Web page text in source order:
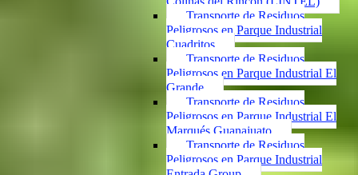
Transporte de Residuos
Peligrosos en Parque Industrial
Cuadritos
Transporte de Residuos
Peligrosos en Parque Industrial El
Grande
Transporte de Residuos
Peligrosos en Parque Industrial El
Marqués Guanajuato
Transporte de Residuos
Peligrosos en Parque Industrial